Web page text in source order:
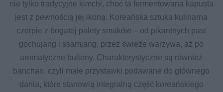
nie tylko tradycyjne kimchi, choć ta fermentowana kapusta
jest z pewnością jej ikoną. Koreańska sztuka kulinarna
czerpie z bogatej palety smaków – od pikantnych past
gochujang i ssamjang, przez świeże warzywa, aż po
aromatyczne buliony. Charakterystyczne są również
banchan, czyli małe przystawki podawane do głównego
dania, które stanowią integralną część koreańskiego